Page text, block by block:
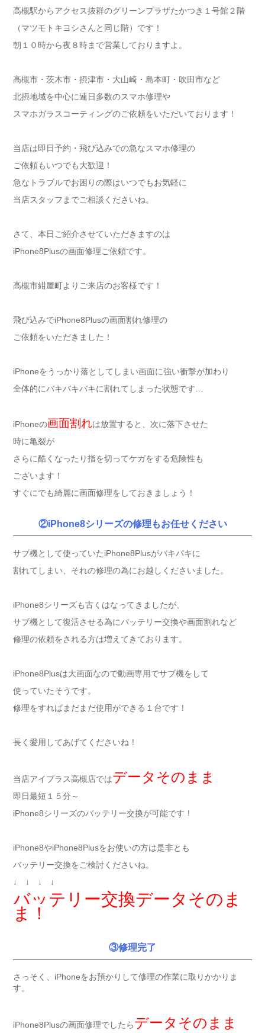
高槻駅からアクセス抜群のグリーンプラザたかつき１号館２階
（マツモトキヨシさんと同じ階）です！
朝１０時から夜８時まで営業しておりますよ。
高槻市・茨木市・摂津市・大山崎・島本町・吹田市など
北摂地域を中心に連日多数のスマホ修理や
スマホガラスコーティングのご依頼をいただいております！
当店は即日予約・飛び込みでの急なスマホ修理の
ご依頼もいつでも大歓迎！
急なトラブルでお困りの際はいつでもお気軽に
当店スタッフまでご相談くださいね。
さて、本日ご紹介させていただきますのは
iPhone8Plusの画面修理ご依頼です。
高槻市紺屋町よりご来店のお客様です！
飛び込みでiPhone8Plusの画面割れ修理の
ご依頼をいただきました！
iPhoneをうっかり落としてしまい画面に強い衝撃が加わり
全体的にバキバキバキに割れてしまった状態です…
iPhoneの画面割れは放置すると、次に落下させた
時に亀裂が
さらに酷くなったり指を切ってケガをする危険性も
ございます！
すぐにでも綺麗に画面修理をしておきましょう！
②iPhone8シリーズの修理もお任せください
サブ機として使っていたiPhone8Plusがバキバキに
割れてしまい、それの修理の為にお越しくださいました。
iPhone8シリーズも古くはなってきましたが、
サブ機として復活させる為にバッテリー交換や画面割れなど
修理の依頼をされる方は増えてきております。
iPhone8Plusは大画面なので動画専用でサブ機をして
使っていたそうです。
修理をすればまだまだ使用ができる１台です！
長く愛用してあげてくださいね！
当店アイプラス高槻店ではデータそのまま
即日最短１５分～
iPhone8シリーズのバッテリー交換が可能です！
iPhone8やiPhone8Plusをお使いの方は是非とも
バッテリー交換をご検討くださいね。
↓ ↓ ↓ ↓
バッテリー交換データそのま
ま！
③修理完了
さっそく、iPhoneをお預かりして修理の作業に取りかかりま
す。
iPhone8Plusの画面修理でしたらデータそのまま